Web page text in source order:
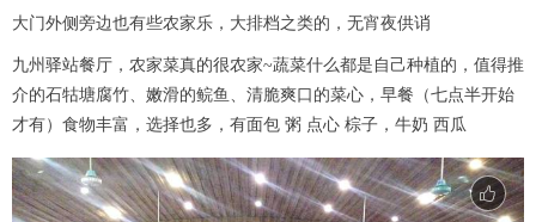
大门外侧旁边也有些农家乐，大排档之类的，无宵夜供诮
九州驿站餐厅，农家菜真的很农家~蔬菜什么都是自己种植的，值得推
介的石牯塘腐竹、嫩滑的鲩鱼、清脆爽口的菜心，早餐（七点半开始
才有）食物丰富，选择也多，有面包 粥 点心 棕子，牛奶 西瓜